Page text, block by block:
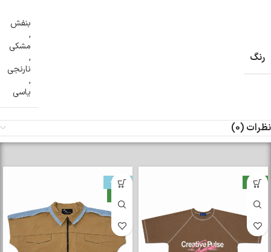
رنگ
بنفش
,
مشکی
,
نارنجی
,
یاسی
نظرات (0)
جدید
-33%